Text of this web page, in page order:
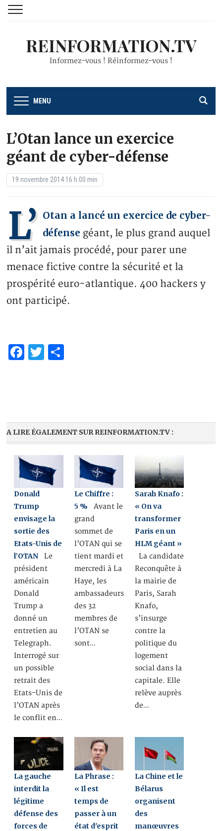
REINFORMATION.TV
Informez-vous ! Réinformez-vous !
MENU
L’Otan lance un exercice
géant de cyber-défense
19 novembre 2014 16 h 00 min
L’ Otan a lancé un exercice de cyber-
défense géant, le plus grand auquel
il n’ait jamais procédé, pour parer une
menace fictive contre la sécurité et la
prospérité euro-atlantique. 400 hackers y
ont participé.
Facebook
Twitter
A LIRE ÉGALEMENT SUR REINFORMATION.TV :
Donald
Trump
envisage la
sortie des
Etats-Unis de
l’OTAN Le
président
américain
Donald
Trump a
donné un
entretien au
Telegraph.
Interrogé sur
un possible
retrait des
Etats-Unis de
l’OTAN après
le conflit en…
Le Chiffre :
5 % Avant le
grand
sommet de
l’OTAN qui se
tient mardi et
mercredi à La
Haye, les
ambassadeurs
des 32
membres de
l’OTAN se
sont…
Sarah Knafo :
« On va
transformer
Paris en un
HLM géant »
La candidate
Reconquête à
la mairie de
Paris, Sarah
Knafo,
s’insurge
contre la
politique du
logement
social dans la
capitale. Elle
relève auprès
de…
La gauche
interdit la
légitime
défense des
forces de
La Phrase :
« Il est
temps de
passer à un
état d'esprit
La Chine et le
Bélarus
organisent
des
manœuvres